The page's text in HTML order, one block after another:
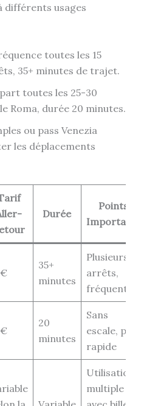
différents usages
toutes les 15
35+ minutes de trajet.
toutes les 25-30
Roma, durée 20 minutes.
ou pass Venezia
les déplacements
Durée
Points
Importants
35+
minutes
Plusieurs
arrêts,
fréquent
20
minutes
Sans
escale, plus
rapide
Utilisation
multiple